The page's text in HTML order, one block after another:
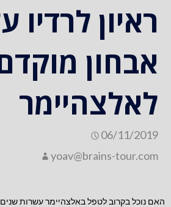
ראיון לרדיו
אבחון
לאלצהיימר
06/11/2019
yoav@brains-tour.com
האם נוכל בקרוב לטפל באלצהיימר עשרות